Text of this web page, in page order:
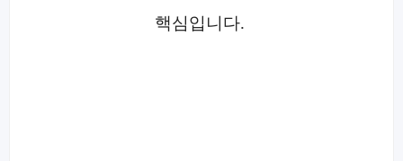
핵심입니다.